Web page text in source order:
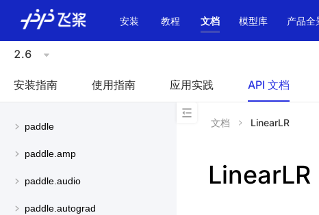
安装 教程 文档 模型库 产品全
2.6
安装指南 使用指南 应用实践 API 文档
paddle
paddle.amp
paddle.audio
paddle.autograd
文档 LinearLR
LinearLR